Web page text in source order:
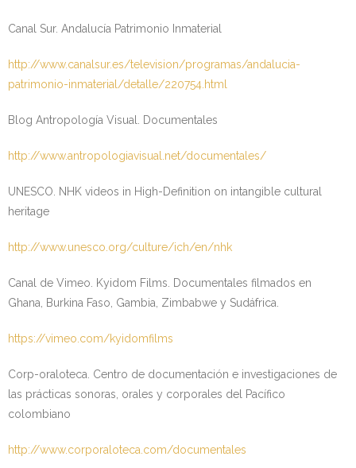
Canal Sur. Andalucía Patrimonio Inmaterial
http://www.canalsur.es/television/programas/andalucia-
patrimonio-inmaterial/detalle/220754.html
Blog Antropología Visual. Documentales
http://www.antropologiavisual.net/documentales/
UNESCO. NHK videos in High-Definition on intangible cultural
heritage
http://www.unesco.org/culture/ich/en/nhk
Canal de Vimeo. Kyidom Films. Documentales filmados en
Ghana, Burkina Faso, Gambia, Zimbabwe y Sudáfrica.
https://vimeo.com/kyidomfilms
Corp-oraloteca. Centro de documentación e investigaciones de
las prácticas sonoras, orales y corporales del Pacífico
colombiano
http://www.corporaloteca.com/documentales